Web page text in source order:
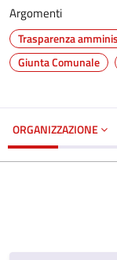
Argomenti
Trasparenza
Giunta Comunale
ORGANIZZAZIONE